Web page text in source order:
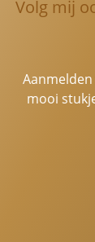
Volg mij
mooi